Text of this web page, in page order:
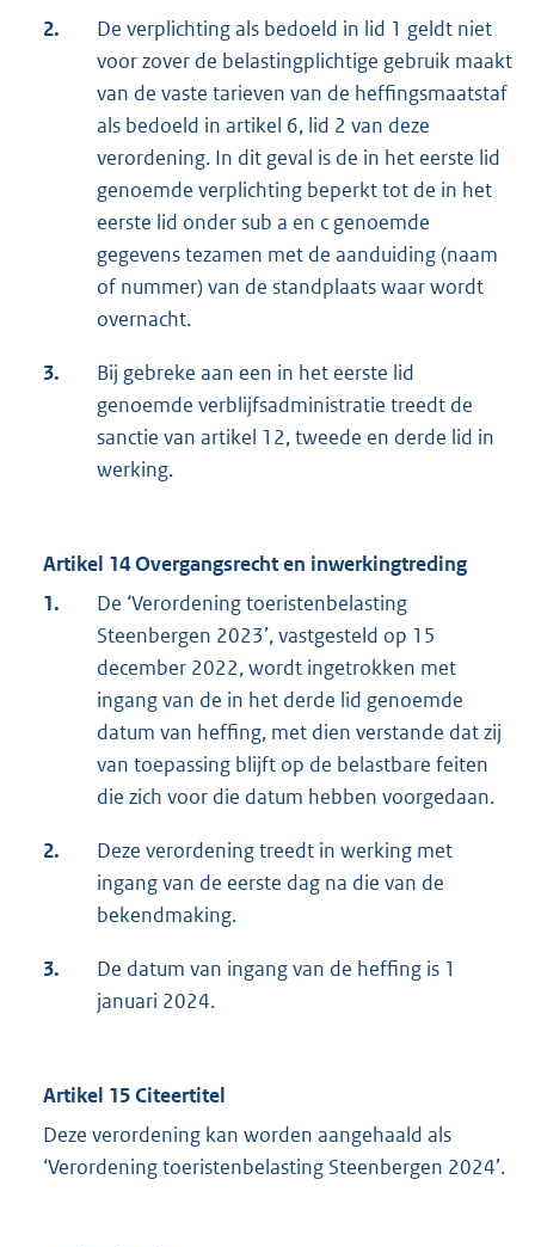
2.
De verplichting als bedoeld in lid 1 geldt niet
voor zover de belastingplichtige gebruik maakt
van de vaste tarieven van de heffingsmaatstaf
als bedoeld in artikel 6, lid 2 van deze
verordening. In dit geval is de in het eerste lid
genoemde verplichting beperkt tot de in het
eerste lid onder sub a en c genoemde
gegevens tezamen met de aanduiding (naam
of nummer) van de standplaats waar wordt
overnacht.
3.
Bij gebreke aan een in het eerste lid
genoemde verblijfsadministratie treedt de
sanctie van artikel 12, tweede en derde lid in
werking.
Artikel 14 Overgangsrecht en inwerkingtreding
1.
De ‘Verordening toeristenbelasting
Steenbergen 2023’, vastgesteld op 15
december 2022, wordt ingetrokken met
ingang van de in het derde lid genoemde
datum van heffing, met dien verstande dat zij
van toepassing blijft op de belastbare feiten
die zich voor die datum hebben voorgedaan.
2.
Deze verordening treedt in werking met
ingang van de eerste dag na die van de
bekendmaking.
3.
De datum van ingang van de heffing is 1
januari 2024.
Artikel 15 Citeertitel
Deze verordening kan worden aangehaald als
‘Verordening toeristenbelasting Steenbergen 2024’.